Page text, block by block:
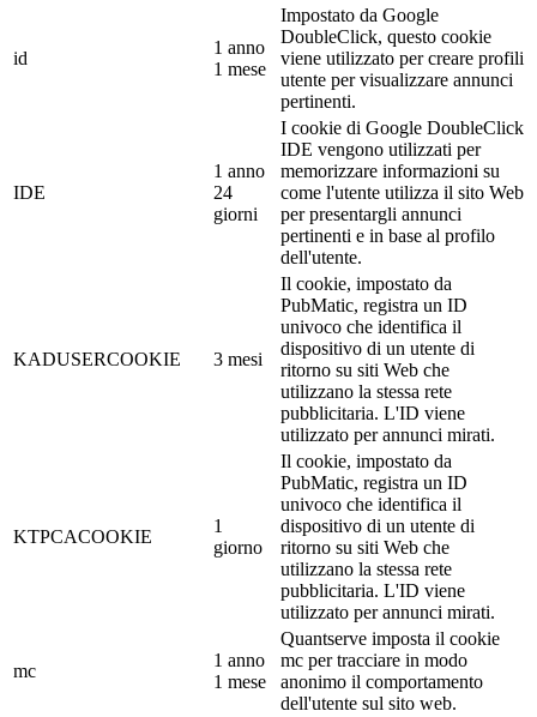
id
1 anno
1 mese
Impostato da Google
DoubleClick, questo cookie
viene utilizzato per creare profili
utente per visualizzare annunci
pertinenti.
IDE
1 anno
24
giorni
I cookie di Google DoubleClick
IDE vengono utilizzati per
memorizzare informazioni su
come l'utente utilizza il sito Web
per presentargli annunci
pertinenti e in base al profilo
dell'utente.
KADUSERCOOKIE 3 mesi
Il cookie, impostato da
PubMatic, registra un ID
univoco che identifica il
dispositivo di un utente di
ritorno su siti Web che
utilizzano la stessa rete
pubblicitaria. L'ID viene
utilizzato per annunci mirati.
KTPCACOOKIE
1
giorno
Il cookie, impostato da
PubMatic, registra un ID
univoco che identifica il
dispositivo di un utente di
ritorno su siti Web che
utilizzano la stessa rete
pubblicitaria. L'ID viene
utilizzato per annunci mirati.
mc
1 anno
1 mese
Quantserve imposta il cookie
mc per tracciare in modo
anonimo il comportamento
dell'utente sul sito web.